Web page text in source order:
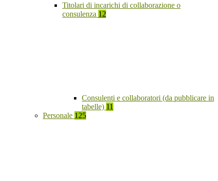
Titolari di incarichi di collaborazione o
consulenza 12
Consulenti e collaboratori (da pubblicare in
tabelle) 11
Personale 125